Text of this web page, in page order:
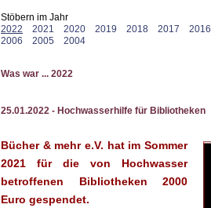
Stöbern im Jahr
2022
2021 2020 2019 2018 2017 2016
2006
2005 2004
Was war ... 2022
25.01.2022 - Hochwasserhilfe für Bibliotheken
Bücher & mehr e.V. hat im Sommer
2021 für die von Hochwasser
betroffenen Bibliotheken 2000
Euro gespendet.